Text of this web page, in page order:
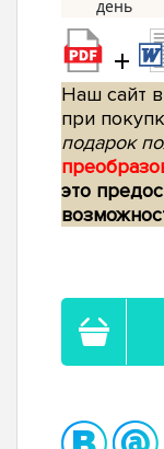
+
Наш сайт
при
подарок
это